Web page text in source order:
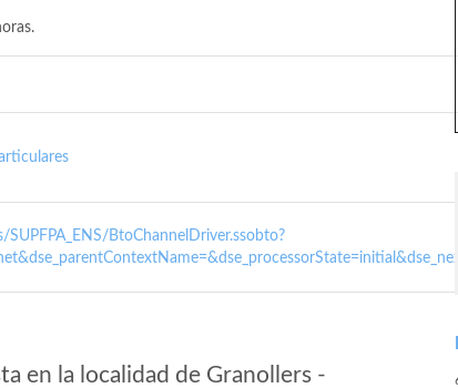
BtoChannelDriver.ssobto?
en la localidad de Granollers -